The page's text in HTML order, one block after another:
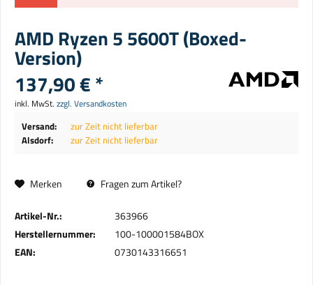
AMD Ryzen 5 5600T (Boxed-
Version)
137,90 € *
inkl. MwSt. zzgl. Versandkosten
Versand:
zur Zeit nicht lieferbar
Alsdorf:
zur Zeit nicht lieferbar
Merken Fragen zum Artikel?
Artikel-Nr.:
363966
Herstellernummer:
100-100001584BOX
EAN:
0730143316651